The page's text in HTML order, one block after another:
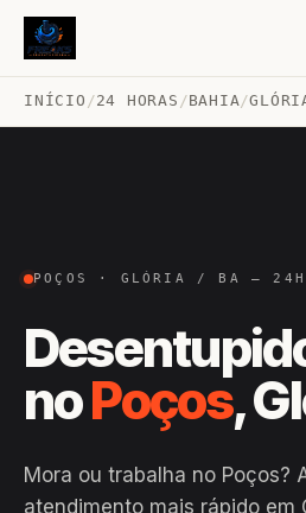
INÍCIO /24 HORAS /BAHIA/
POÇOS · GLÓRIA / BA — 24H
noPoços,
Mora ou trabalha no Poços?
atendimento mais rápido em